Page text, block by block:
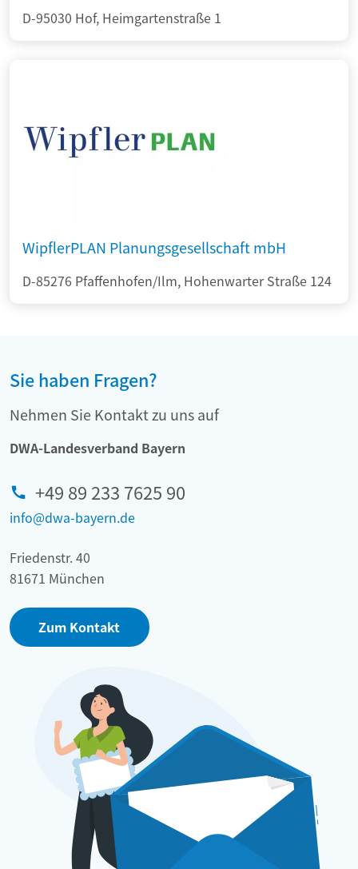
D-95030 Hof, Heimgartenstraße 1
WipflerPLAN Planungsgesellschaft mbH
D-85276 Pfaffenhofen/Ilm, Hohenwarter Straße 124
Sie haben Fragen?
Nehmen Sie Kontakt zu uns auf
DWA-Landesverband Bayern
+49 89 233 7625 90
info@dwa-bayern.de
Friedenstr. 40
81671 München
Zum Kontakt